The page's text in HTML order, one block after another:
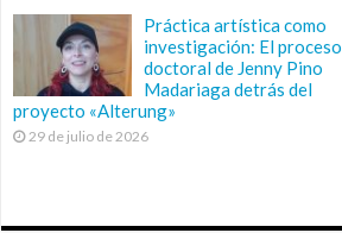
Práctica artística como
investigación: El proceso
doctoral de Jenny Pino
Madariaga detrás del
proyecto «Alterung»
29 de julio de 2026